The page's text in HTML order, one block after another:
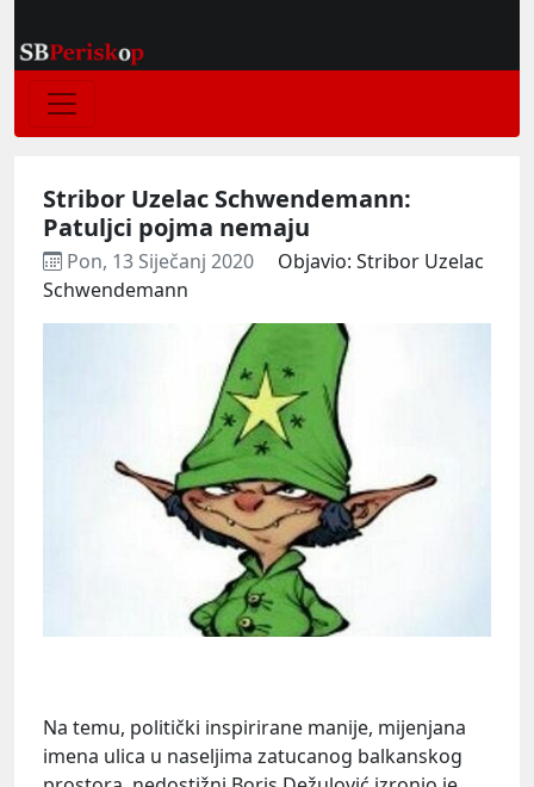
Stribor Uzelac Schwendemann:
Patuljci pojma nemaju
Pon, 13 Siječanj 2020
Objavio: Stribor Uzelac
Schwendemann
Na temu, politički inspirirane manije, mijenjana
imena ulica u naseljima zatucanog balkanskog